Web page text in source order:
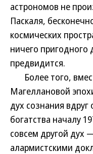
астрономов не
Паскаля,
космических
ничего пригодного
предвидится.
Более того,
Магеллановой
дух сознания
богатства началу
совсем другой
алармистскими